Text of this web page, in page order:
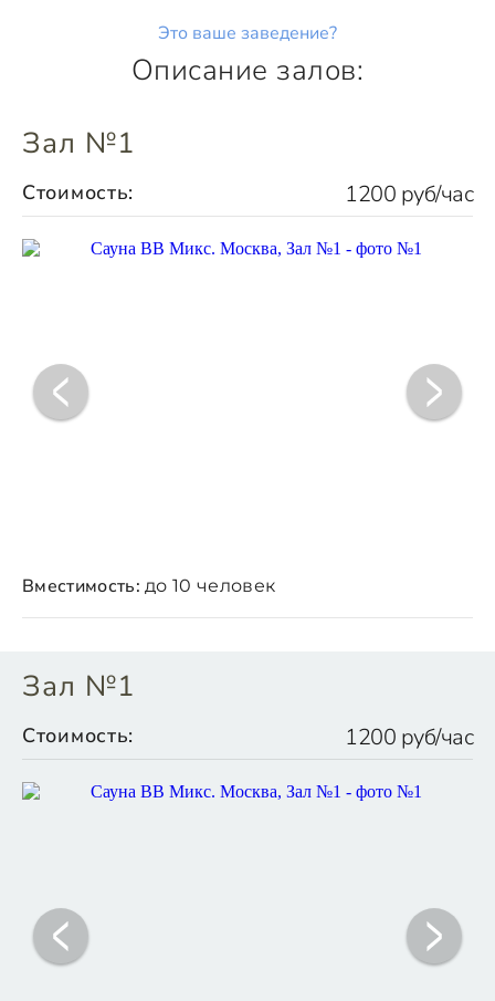
Это ваше заведение?
Описание залов:
Зал №1
Стоимость: 1200 руб/час
Вместимость: до 10 человек
Зал №1
Стоимость: 1200 руб/час